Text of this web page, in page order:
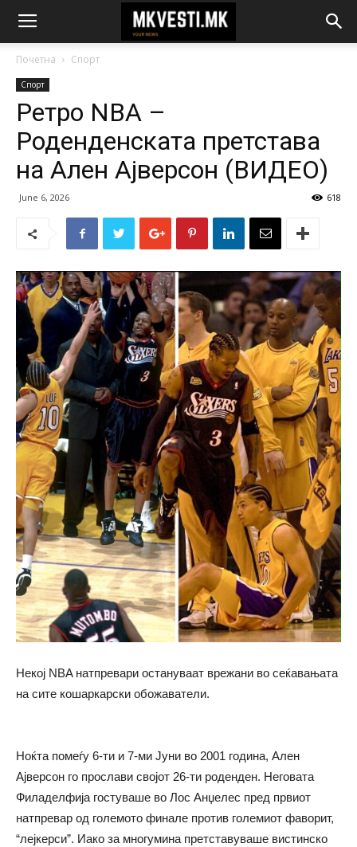
Почетна Спорт
Спорт
Ретро NBA –
Роденденската претстава
на Ален Ајверсон (ВИДЕО)
June 6, 2026 618
Некој NBA натпревари остануваат врежани во сеќавањата
на сите кошаркарски обожаватели.
Ноќта помеѓу 6-ти и 7-ми Јуни во 2001 година, Ален
Ајверсон го прослави својот 26-ти роденден. Неговата
Филаделфија гостуваше во Лос Анџелес пред првиот
натпревар од големото финале против големиот фаворит,
“лејкерси”. Иако за многумина претставуваше вистинско